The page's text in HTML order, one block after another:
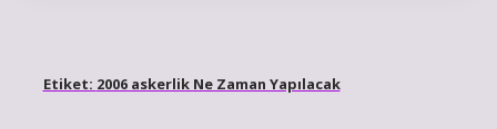
Etiket: 2006 askerlik Ne Zaman Yapılacak